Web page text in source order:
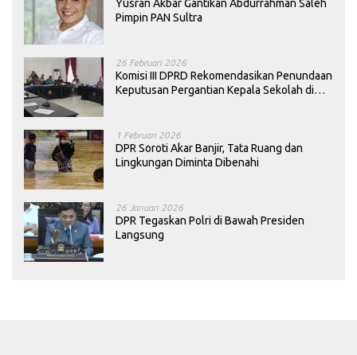
Yusran Akbar Gantikan Abdurrahman Saleh
Pimpin PAN Sultra
26 Februari 2026
Komisi III DPRD Rekomendasikan Penundaan
Keputusan Pergantian Kepala Sekolah di
1 Februari 2026
DPR Soroti Akar Banjir, Tata Ruang dan
Lingkungan Diminta Dibenahi
26 Januari 2026
DPR Tegaskan Polri di Bawah Presiden
Langsung